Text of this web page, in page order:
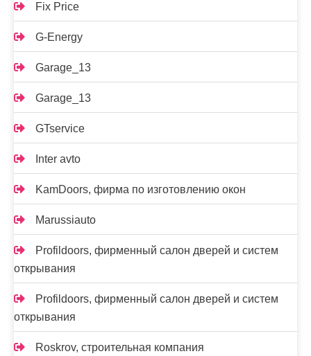
Fix Price
G-Energy
Garage_13
Garage_13
GTservice
Inter avto
KamDoors, фирма по изготовлению окон
Marussiauto
Profildoors, фирменный салон дверей и систем
открывания
Profildoors, фирменный салон дверей и систем
открывания
Roskrov, строительная компания